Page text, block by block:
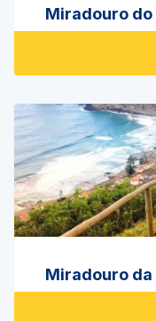
Miradouro
Miradouro da